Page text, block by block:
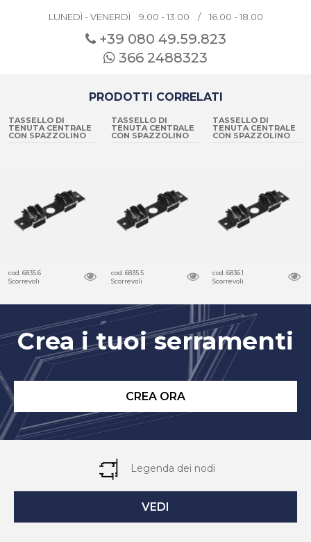
LUNEDÌ - VENERDÌ 9.00 - 13.00 / 16.00 - 18.00
+39 080 49.59.823
366 2488323
PRODOTTI CORRELATI
DI
CENTRALE
SPAZZOLINO
6835.6
TASSELLO DI
TENUTA CENTRALE
CON SPAZZOLINO
cod. 6835.5
Scorrevoli
TASSELLO DI
TENUTA CENTRALE
CON SPAZZOLINO
cod. 6836.1
Scorrevoli
Crea i tuoi serramenti
CREA ORA
Legenda dei nodi
VEDI